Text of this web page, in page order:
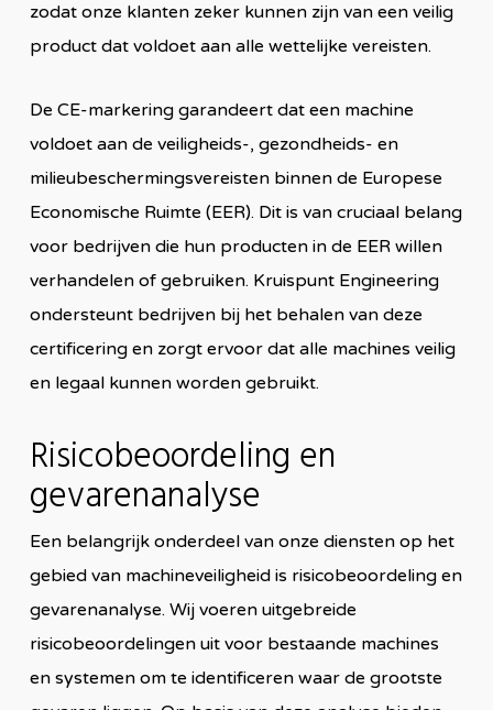
zodat onze klanten zeker kunnen zijn van een veilig
product dat voldoet aan alle wettelijke vereisten.
De CE-markering garandeert dat een machine
voldoet aan de veiligheids-, gezondheids- en
milieubeschermingsvereisten binnen de Europese
Economische Ruimte (EER). Dit is van cruciaal belang
voor bedrijven die hun producten in de EER willen
verhandelen of gebruiken. Kruispunt Engineering
ondersteunt bedrijven bij het behalen van deze
certificering en zorgt ervoor dat alle machines veilig
en legaal kunnen worden gebruikt.
Risicobeoordeling en
gevarenanalyse
Een belangrijk onderdeel van onze diensten op het
gebied van machineveiligheid is risicobeoordeling en
gevarenanalyse. Wij voeren uitgebreide
risicobeoordelingen uit voor bestaande machines
en systemen om te identificeren waar de grootste